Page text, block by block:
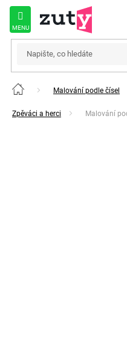
Přejít
obsah
Domů Malování podle čísel
Zpěváci a herci Malování